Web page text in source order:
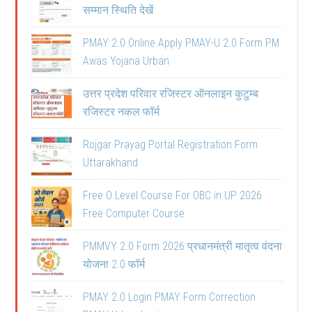
सम्मान स्थिति देखें
PMAY 2.0 Online Apply PMAY-U 2.0 Form PM
Awas Yojana Urban
उत्तर प्रदेश परिवार रजिस्टर ऑनलाइन कुटुम्ब
रजिस्टर नकल फॉर्म
Rojgar Prayag Portal Registration Form
Uttarakhand
Free O Level Course For OBC in UP 2026
Free Computer Course
PMMVY 2.0 Form 2026 प्रधानमंत्री मातृत्व वंदना
योजना 2.0 फॉर्म
PMAY 2.0 Login PMAY Form Correction